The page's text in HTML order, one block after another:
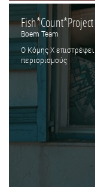
Fish*Count*Project
Boem Team
Ο Κόμης Χ
περιορισμούς